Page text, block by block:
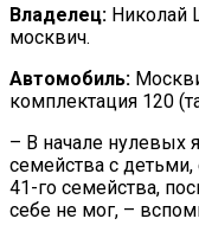
Владелец: Николай
москвич.
Автомобиль:
комплектация 120
– В начале нулевых
семейства с
41-го семейства,
себе не мог, –